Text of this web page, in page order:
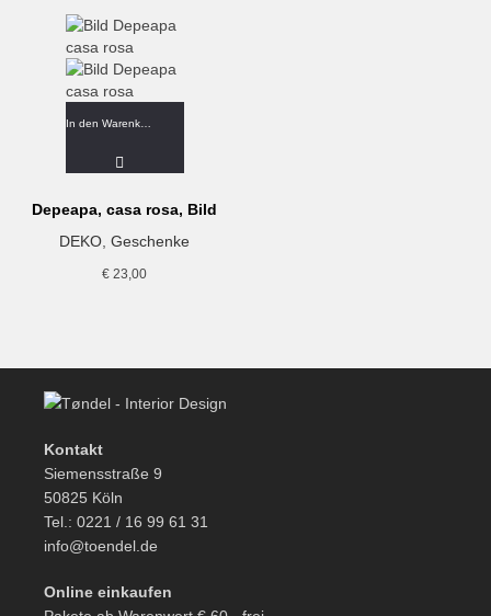
Depeapa, casa rosa, Bild
DEKO ,Geschenke
€ 23,00
Kontakt
Siemensstraße 9
50825 Köln
Tel.: 0221 / 16 99 61 31
info@toendel.de
Online einkaufen